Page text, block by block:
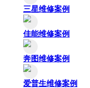
三星维修案例
佳能维修案例
奔图维修案例
爱普生维修案例